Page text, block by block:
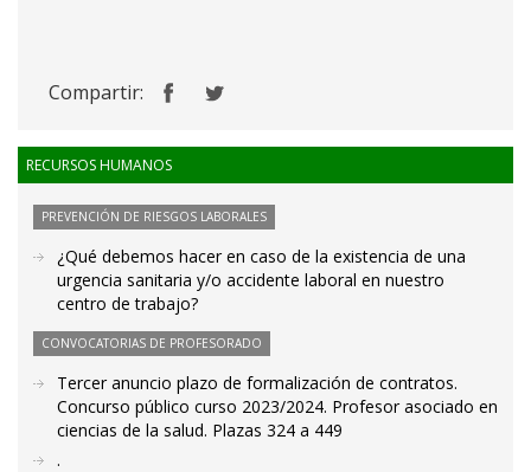
Compartir:
RECURSOS HUMANOS
PREVENCIÓN DE RIESGOS LABORALES
¿Qué debemos hacer en caso de la existencia de una
urgencia sanitaria y/o accidente laboral en nuestro
centro de trabajo?
CONVOCATORIAS DE PROFESORADO
Tercer anuncio plazo de formalización de contratos.
Concurso público curso 2023/2024. Profesor asociado en
ciencias de la salud. Plazas 324 a 449
.